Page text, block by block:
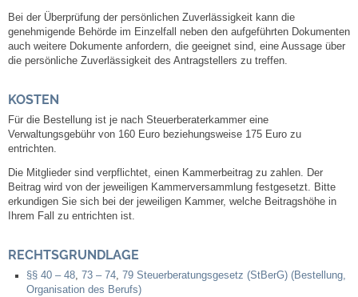
Bodenrichtwerte
Bezirksschornsteinfeger
Bebauungspläne
Fortschreibung Flächennutzungsplan
Kommunale Wärmeplanung
Bei der Überprüfung der persönlichen Zuverlässigkeit kann die
genehmigende Behörde im Einzelfall neben den aufgeführten Dokumenten
auch weitere Dokumente anfordern, die geeignet sind, eine Aussage über
die persönliche Zuverlässigkeit des Antragstellers zu treffen.
KOSTEN
Für die Bestellung ist je nach Steuerberaterkammer eine
Verwaltungsgebühr von 160 Euro beziehungsweise 175 Euro zu
entrichten.
Die Mitglieder sind verpflichtet, einen Kammerbeitrag zu zahlen. Der
Beitrag wird von der jeweiligen Kammerversammlung festgesetzt. Bitte
erkundigen Sie sich bei der jeweiligen Kammer, welche Beitragshöhe in
Ihrem Fall zu entrichten ist.
RECHTSGRUNDLAGE
§§ 40 – 48, 73 – 74, 79 Steuerberatungsgesetz (StBerG) (Bestellung,
Organisation des Berufs)